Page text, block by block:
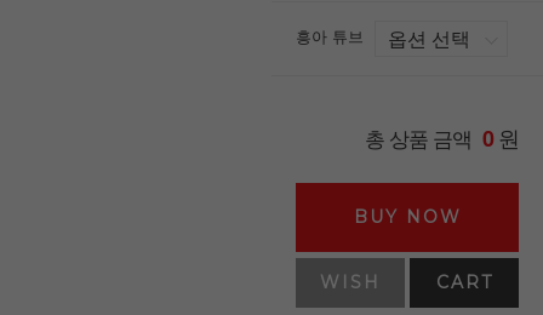
흥아 튜브
총 상품 금액 0원
BUY NOW
WISH CART